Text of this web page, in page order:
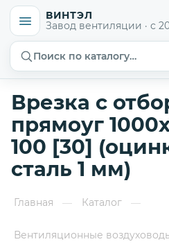
ВИНТЭЛ
Завод вентиляции · с
Поиск по каталогу…
Врезка с
прямоуг
100 [30]
сталь 1 мм)
Главная — Каталог —
Вентиляционные